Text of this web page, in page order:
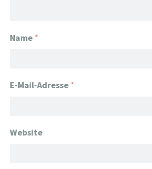
Name *
E-Mail-Adresse *
Website